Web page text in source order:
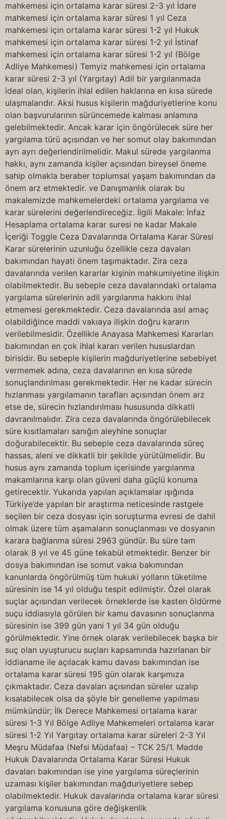
mahkemesi için ortalama karar süresi 2-3 yıl İdare
mahkemesi için ortalama karar süresi 1 yıl Ceza
mahkemesi için ortalama karar süresi 1-2 yıl Hukuk
mahkemesi için ortalama karar süresi 1-2 yıl İstinaf
mahkemesi için ortalama karar süresi 1-2 yıl (Bölge
Adliye Mahkemesi) Temyiz mahkemesi için ortalama
karar süresi 2-3 yıl (Yargıtay) Adil bir yargılanmada
ideal olan, kişilerin ihlal edilen haklarına en kısa sürede
ulaşmalarıdır. Aksi husus kişilerin mağduriyetlerine konu
olan başvurularının sürüncemede kalması anlamına
gelebilmektedir. Ancak karar için öngörülecek süre her
yargılama türü açısından ve her somut olay bakımından
ayrı ayrı değerlendirilmelidir. Makul sürede yargılanma
hakkı, aynı zamanda kişiler açısından bireysel öneme
sahip olmakla beraber toplumsal yaşam bakımından da
önem arz etmektedir. ve Danışmanlık olarak bu
makalemizde mahkemelerdeki ortalama yargılama ve
karar sürelerini değerlendireceğiz. İlgili Makale: İnfaz
Hesaplama ortalama karar suresi ne kadar Makale
İçeriği Toggle Ceza Davalarında Ortalama Karar Süresi
Karar sürelerinin uzunluğu özellikle ceza davaları
bakımından hayati önem taşımaktadır. Zira ceza
davalarında verilen kararlar kişinin mahkumiyetine ilişkin
olabilmektedir. Bu sebeple ceza davalarındaki ortalama
yargılama sürelerinin adil yargılanma hakkını ihlal
etmemesi gerekmektedir. Ceza davalarında asıl amaç
olabildiğince maddi vakıaya ilişkin doğru kararın
verilebilmesidir. Özellikle Anayasa Mahkemesi Kararları
bakımından en çok ihlal kararı verilen hususlardan
birisidir. Bu sebeple kişilerin mağduriyetlerine sebebiyet
vermemek adına, ceza davalarının en kısa sürede
sonuçlandırılması gerekmektedir. Her ne kadar sürecin
hızlanması yargılamanın tarafları açısından önem arz
etse de, sürecin hızlandırılması hususunda dikkatli
davranılmalıdır. Zira ceza davalarında öngörülebilecek
süre kısıtlamaları sanığın aleyhine sonuçlar
doğurabilecektir. Bu sebeple ceza davalarında süreç
hassas, aleni ve dikkatli bir şekilde yürütülmelidir. Bu
husus aynı zamanda toplum içerisinde yargılanma
makamlarına karşı olan güveni daha güçlü konuma
getirecektir. Yukarıda yapılan açıklamalar ışığında
Türkiye’de yapılan bir araştırma neticesinde rastgele
seçilen bir ceza dosyası için soruşturma evresi de dahil
olmak üzere tüm aşamaların sonuçlanması ve dosyanın
karara bağlanma süresi 2963 gündür. Bu süre tam
olarak 8 yıl ve 45 güne tekabül etmektedir. Benzer bir
dosya bakımından ise somut vakıa bakımından
kanunlarda öngörülmüş tüm hukuki yolların tüketilme
süresinin ise 14 yıl olduğu tespit edilmiştir. Özel olarak
suçlar açısından verilecek örneklerde ise kasten öldürme
suçu iddiasıyla görülen bir kamu davasının sonuçlanma
süresinin ise 399 gün yani 1 yıl 34 gün olduğu
görülmektedir. Yine örnek olarak verilebilecek başka bir
suç olan uyuşturucu suçları kapsamında hazırlanan bir
iddianame ile açılacak kamu davası bakımından ise
ortalama karar süresi 195 gün olarak karşımıza
çıkmaktadır. Ceza davaları açısından süreler uzalıp
kısalabilecek olsa da şöyle bir genelleme yapılması
mümkündür; İlk Derece Mahkemesi ortalama karar
süresi 1-3 Yıl Bölge Adliye Mahkemeleri ortalama karar
süresi 1-2 Yıl Yargıtay ortalama karar süreleri 2-3 Yıl
Meşru Müdafaa (Nefsi Müdafaa) – TCK 25/1. Madde
Hukuk Davalarında Ortalama Karar Süresi Hukuk
davaları bakımından ise yine yargılama süreçlerinin
uzaması kişiler bakımından mağduriyetlere sebep
olabilmektedir. Hukuk davalarında ortalama karar süresi
yargılama konusuna göre değişkenlik